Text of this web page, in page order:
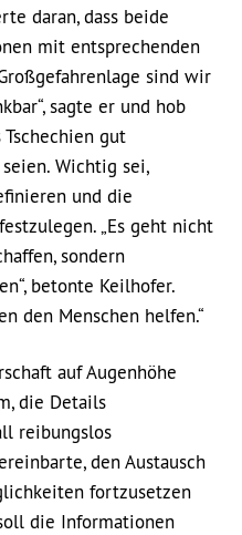
daran, dass beide
mit entsprechenden
sind wir
sagte er und hob
gut
Wichtig sei,
und die
„Es geht nicht
sondern
betonte Keilhofer.
den Menschen helfen.“
auf Augenhöhe
die Details
reibungslos
den Austausch
fortzusetzen
die Informationen